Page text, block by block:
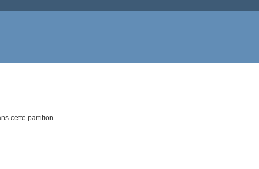
cette partition.